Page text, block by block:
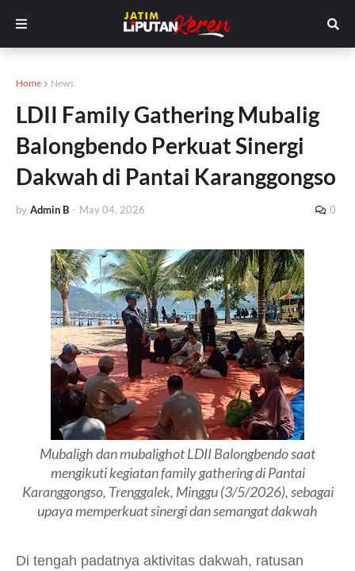
Home News
LDII Family Gathering Mubalig
Balongbendo Perkuat Sinergi
Dakwah di Pantai Karanggongso
by Admin B - May 04, 2026 0
Mubaligh dan mubalighot LDII Balongbendo saat
mengikuti kegiatan family gathering di Pantai
Karanggongso, Trenggalek, Minggu (3/5/2026), sebagai
upaya memperkuat sinergi dan semangat dakwah
Di tengah padatnya aktivitas dakwah, ratusan